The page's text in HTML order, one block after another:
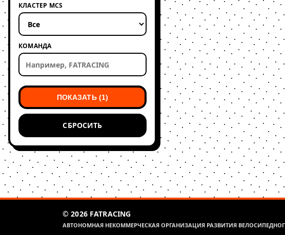
КЛАСТЕР MCS
КОМАНДА
ПОКАЗАТЬ (1)
СБРОСИТЬ
© 2026 FATRACING
АВТОНОМНАЯ НЕКОММЕРЧЕСКАЯ ОРГАНИЗАЦИЯ РАЗВИТИЯ